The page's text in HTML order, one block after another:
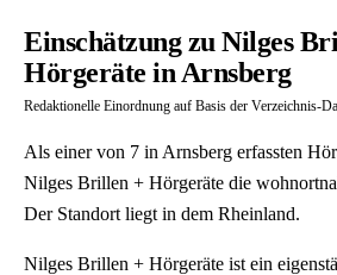
Einschätzung zu Nilges
Hörgeräte in Arnsberg
Redaktionelle Einordnung auf Basis der Verzeichnis-
Als einer von 7 in Arnsberg erfassten
Nilges Brillen + Hörgeräte die
Der Standort liegt in dem Rheinland.
Nilges Brillen + Hörgeräte ist ein